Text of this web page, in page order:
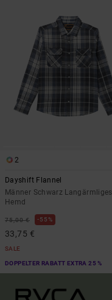
2
Dayshift Flannel
Männer Schwarz Langärmliges
Hemd
75,00 € 55%
33,75 €
SALE
DOPPELTER RABATT EXTRA 25 %